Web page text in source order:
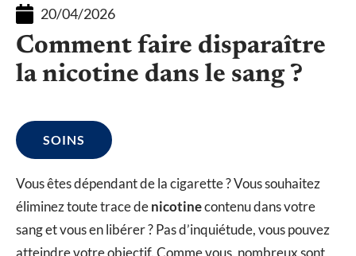
20/04/2026
Comment faire disparaître
la nicotine dans le sang ?
SOINS
Vous êtes dépendant de la cigarette ? Vous souhaitez
éliminez toute trace denicotinecontenu dans votre
sang et vous en libérer ? Pas d’inquiétude, vous pouvez
atteindre votre objectif. Comme vous, nombreux sont